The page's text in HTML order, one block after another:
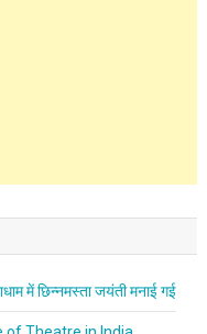
में छिन्नमस्ता जयंती मनाई गई